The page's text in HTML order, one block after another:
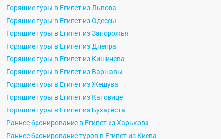
Горящие туры в Египет из Львова
Горящие туры в Египет из Одессы
Горящие туры в Египет из Запорожья
Горящие туры в Египет из Днепра
Горящие туры в Египет из Кишинева
Горящие туры в Египет из Варшавы
Горящие туры в Египет из Жешува
Горящие туры в Египет из Катовице
Горящие туры в Египет из Бухареста
Раннее бронирование в Египет из Харькова
Раннее бронирование туров в Египет из Киева